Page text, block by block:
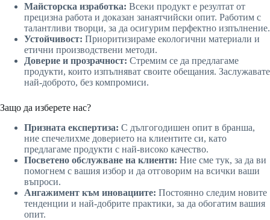
Майсторска изработка: Всеки продукт е резултат от
прецизна работа и доказан занаятчийски опит. Работим с
талантливи творци, за да осигурим перфектно изпълнение.
Устойчивост: Приоритизираме екологични материали и
етични производствени методи.
Доверие и прозрачност: Стремим се да предлагаме
продукти, които изпълняват своите обещания. Заслужавате
най-доброто, без компромиси.
Защо да изберете нас?
Призната експертиза: С дългогодишен опит в бранша,
ние спечелихме доверието на клиентите си, като
предлагаме продукти с най-високо качество.
Посветено обслужване на клиенти: Ние сме тук, за да ви
помогнем с вашия избор и да отговорим на всички ваши
въпроси.
Ангажимент към иновациите: Постоянно следим новите
тенденции и най-добрите практики, за да обогатим вашия
опит.